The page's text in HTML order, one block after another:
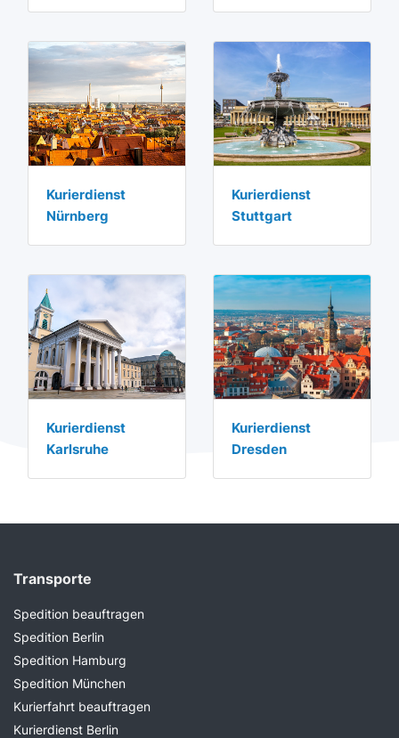
Kurierdienst
Nürnberg
Kurierdienst
Stuttgart
Kurierdienst
Karlsruhe
Kurierdienst
Dresden
Transporte
Spedition beauftragen
Spedition Berlin
Spedition Hamburg
Spedition München
Kurierfahrt beauftragen
Kurierdienst Berlin